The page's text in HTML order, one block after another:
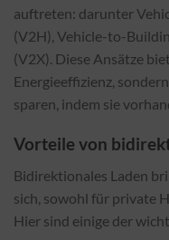
auftreten: darunter
(V2H), Vehicle-to-
(V2X). Diese Ansätze
Energieeffizienz,
sparen, indem sie
Vorteile von
Bidirektionales Laden
sich, sowohl für private
Hier sind einige der